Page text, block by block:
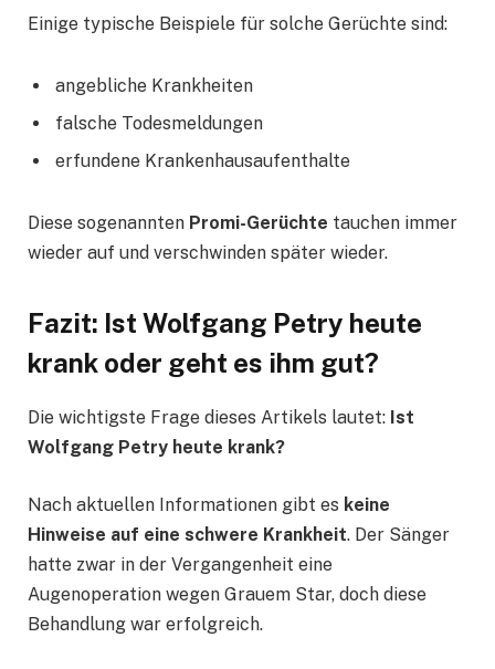
Einige typische Beispiele für solche Gerüchte sind:
angebliche Krankheiten
falsche Todesmeldungen
erfundene Krankenhausaufenthalte
Diese sogenannten Promi-Gerüchte tauchen immer
wieder auf und verschwinden später wieder.
Fazit: Ist Wolfgang Petry heute
krank oder geht es ihm gut?
Die wichtigste Frage dieses Artikels lautet: Ist
Wolfgang Petry heute krank?
Nach aktuellen Informationen gibt es keine
Hinweise auf eine schwere Krankheit. Der Sänger
hatte zwar in der Vergangenheit eine
Augenoperation wegen Grauem Star, doch diese
Behandlung war erfolgreich.